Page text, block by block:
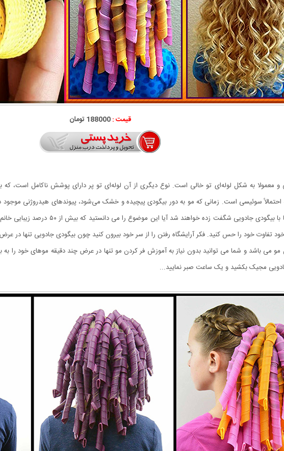
قیمت :188000 تومان
و معمولا به شکل لوله‌ای تو خالی است. نوع دیگری از آن لوله‌ای تو پر دارای پوشش ناکامل است، که
احتمالاً سوئیسی است. زمانی که مو به دور بیگودی پیچیده و خشک می‌شود، پیوندهای هیدروژنی
اطرافیان از دیدن موهای فر شده شما با
تفاوت خود را حس کنید. فکر آرایشگاه رفتن را از سر خود بیرون کنید چون بیگودی جادویی تنها در
می باشد و شما می توانید بدون نیاز به آموزش فر کردن مو تنها در عرض چند دقیقه موهای خود را به
مجیک بکشید و یک ساعت صبر نمایید...